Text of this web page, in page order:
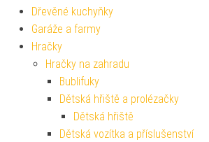
Dřevěné kuchyňky
Garáže a farmy
Hračky
Hračky na zahradu
Bublifuky
Dětská hřiště a prolézačky
Dětská hřiště
Dětská vozítka a příslušenství